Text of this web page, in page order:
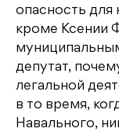
опасность для
кроме Ксении
депутат,
легальной
в то время,
Навального,